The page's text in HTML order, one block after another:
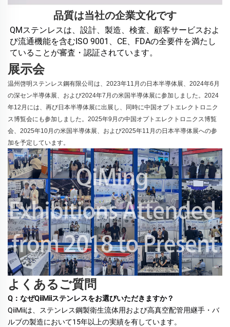
品質は当社の企業文化です
QMステンレスは、設計、製造、検査、顧客サービスおよ
び流通機能を含むISO 9001、CE、FDAの全要件を満たし
ていることが審査・認証されています。
展示会
温州啓明ステンレス鋼有限公司は、2023年11月の日本半導体展、2024年6月
の深セン半導体展、および2024年7月の米国半導体展に参加しました。2024
年12月には、再び日本半導体展に出展し、同時に中国オプトエレクトロニク
ス博覧会にも参加しました。2025年9月の中国オプトエレクトロニクス博覧
会、2025年10月の米国半導体展、および2025年11月の日本半導体展への参
加を予定しています。
よくあるご質問
Q：なぜQiiMiiステンレスをお選びいただきますか？
QiiMiiは、ステンレス鋼製衛生流体用および高真空配管用継手・バ
ルブの製造において15年以上の実績を有しています。